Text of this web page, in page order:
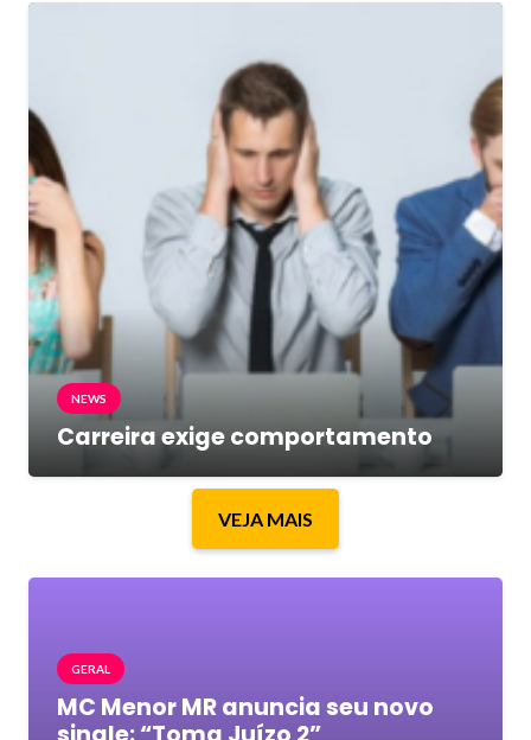
NEWS
Carreira exige comportamento
VEJA MAIS
GERAL
MC Menor MR anuncia seu novo